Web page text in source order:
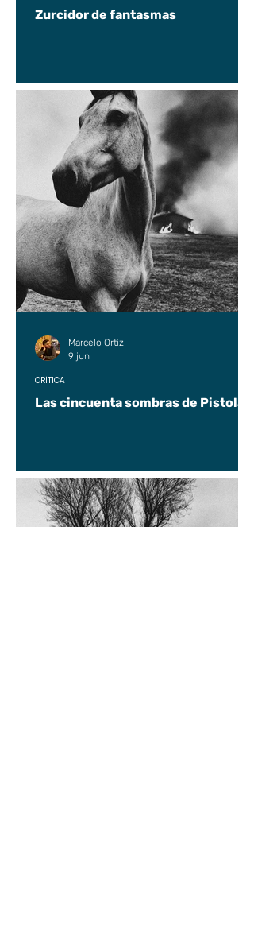
Zurcidor de fantasmas
Las cincuenta sombras de Pistolas
CRÍTICA
Marcelo Ortiz
9 jun